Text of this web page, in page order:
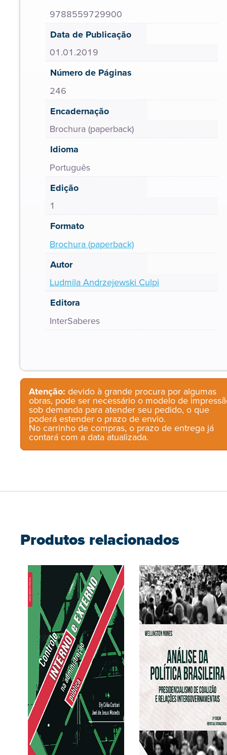
9788559729900
Data de Publicação
01.01.2019
Número de Páginas
246
Encadernação
Brochura (paperback)
Idioma
Português
Edição
1
Formato
Brochura (paperback)
Autor
Ludmila Andrzejewski Culpi
Editora
InterSaberes
Atenção: devido à grande procura por algumas
obras, pode ser necessário o modelo de
sob demanda para atender seu pedido, o que
poderá estender o prazo de envio.
No carrinho de compras, o prazo de entrega já
contará com a data atualizada.
Produtos relacionados